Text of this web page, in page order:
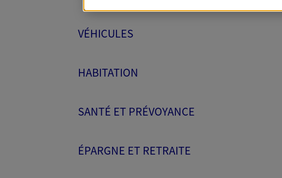
VÉHICULES
HABITATION
SANTÉ ET PRÉVOYANCE
ÉPARGNE ET RETRAITE